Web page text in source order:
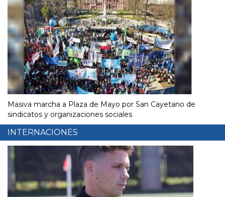
Masiva marcha a Plaza de Mayo por San Cayetano de
sindicatos y organizaciones sociales
INTERNACIONES